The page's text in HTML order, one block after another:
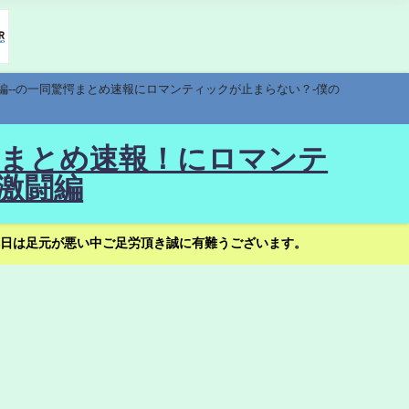
の一同驚愕まとめ速報にロマンティックが止まらない？-僕の
とめ速報！にロマンテ
闘編
足元が悪い中ご足労頂き誠に有難うございます。